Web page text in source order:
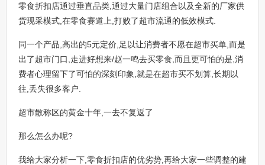
零食折扣店通过垂直品类,通过大量门店组合以及全新的厂家供
货现采模式,在零食赛道上,打败了超市流通的低效模式.
同一个产品,高出的5元定价,足以让消费者不愿在超市买单,而是
出了超市门口,走进好想来/赵一鸣去买零食,而且更可怕的是,消
费者心理留下了可怕的深刻印象,就是在超市买不划算,长期以
往,丢失很多客户.
超市散称区的黄金十年,一去不复返了
那么怎么办呢?
我给大家分析一下,零食折扣店的优劣势,再给大家一些调整的建